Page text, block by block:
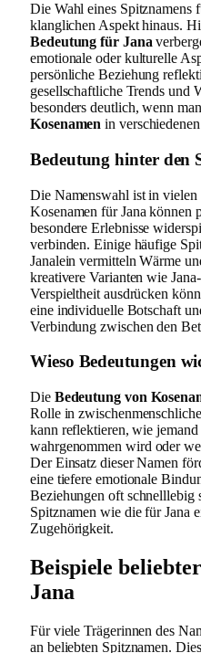
Die Wahl eines Spitznamens
klanglichen Aspekt hinaus.
Bedeutung für Jana
emotionale oder kulturelle
persönliche Beziehung
gesellschaftliche Trends und
besonders deutlich, wenn
Kosenamen in
Bedeutung hinter den
Die Namenswahl ist in
Kosenamen für Jana können
besondere Erlebnisse
verbinden. Einige häufige
Janalein vermitteln Wärme
kreativere Varianten wie
Verspieltheit ausdrücken
eine individuelle Botschaft
Verbindung zwischen den
Wieso Bedeutungen
Die Bedeutung von
Rolle in
kann reflektieren, wie
wahrgenommen wird oder
Der Einsatz dieser Namen
eine tiefere emotionale
Beziehungen oft schnelllebig
Spitznamen wie die für Jana
Zugehörigkeit.
Beispiele
Jana
Für viele Trägerinnen des
an beliebten Spitznamen.